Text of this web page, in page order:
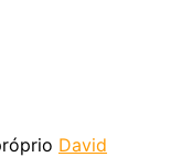
David